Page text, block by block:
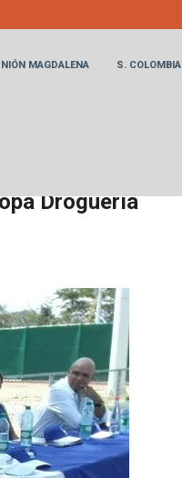
MAGDALENA S. COLOMBIA
Droguería